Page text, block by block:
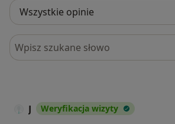
Szukaj w opiniach
J Weryfikacja wizyty